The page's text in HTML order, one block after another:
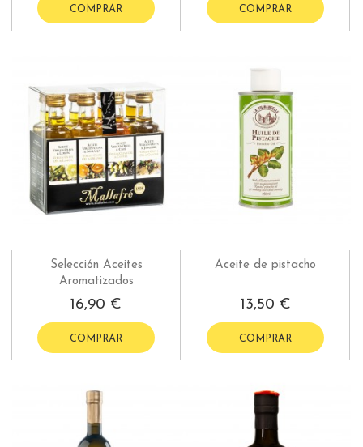
COMPRAR COMPRAR
Selección Aceites
Aromatizados
16,90 €
COMPRAR
Aceite de pistacho
13,50 €
COMPRAR